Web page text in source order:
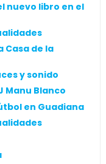
nuevo libro en el
Casa de la
y sonido
Manu Blanco
en Guadiana